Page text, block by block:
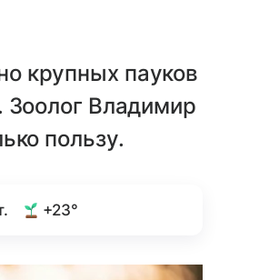
крупных пауков
Зоолог Владимир
пользу.
+23°